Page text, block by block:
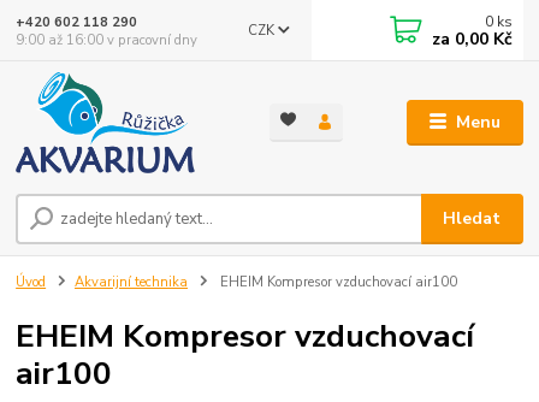
Menu
CZK
Hledat
+420 602 118 290
9:00 až 16:00 v pracovní dny
0 ks
za 0,00 Kč
Úvod Akvarijní technika EHEIM Kompresor vzduchovací air100
EHEIM Kompresor vzduchovací
air100